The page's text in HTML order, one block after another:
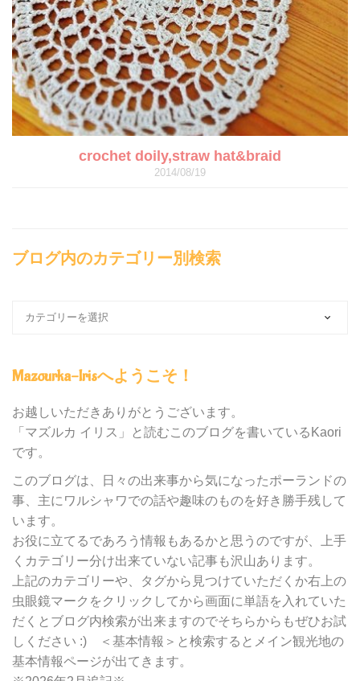
crochet doily,straw hat&braid
2014/08/19
ブログ内のカテゴリー別検索
の
テ
ゴ
ー
別
検
索
Mazourka-Irisへようこそ！
お越しいただきありがとうございます。
「マズルカ イリス」と読むこのブログを書いているKaori
です。
このブログは、日々の出来事から気になったポーランドの
事、主にワルシャワでの話や趣味のものを好き勝手残して
います。
お役に立てるであろう情報もあるかと思うのですが、上手
くカテゴリー分け出来ていない記事も沢山あります。
上記のカテゴリーや、タグから見つけていただくか右上の
虫眼鏡マークをクリックしてから画面に単語を入れていた
だくとブログ内検索が出来ますのでそちらからもぜひお試
しください :) ＜基本情報＞と検索するとメイン観光地の
基本情報ページが出てきます。